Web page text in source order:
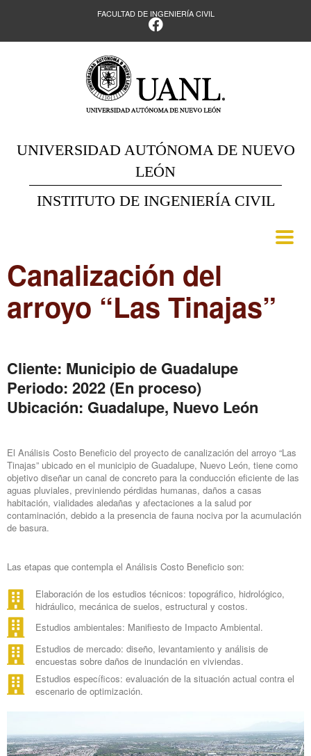
FACULTAD DE INGENIERÍA CIVIL
UNIVERSIDAD AUTÓNOMA DE NUEVO
LEÓN
INSTITUTO DE INGENIERÍA CIVIL
Canalización del
arroyo “Las Tinajas”
Cliente: Municipio de Guadalupe
Periodo: 2022 (En proceso)
Ubicación: Guadalupe, Nuevo León
El Análisis Costo Beneficio del proyecto de canalización del arroyo “Las
Tinajas” ubicado en el municipio de Guadalupe, Nuevo León, tiene como
objetivo diseñar un canal de concreto para la conducción eficiente de las
aguas pluviales, previniendo pérdidas humanas, daños a casas
habitación, vialidades aledañas y afectaciones a la salud por
contaminación, debido a la presencia de fauna nociva por la acumulación
de basura.
Las etapas que contempla el Análisis Costo Beneficio son:
Elaboración de los estudios técnicos: topográfico, hidrológico,
hidráulico, mecánica de suelos, estructural y costos.
Estudios ambientales: Manifiesto de Impacto Ambiental.
Estudios de mercado: diseño, levantamiento y análisis de
encuestas sobre daños de inundación en viviendas.
Estudios específicos: evaluación de la situación actual contra el
escenario de optimización.